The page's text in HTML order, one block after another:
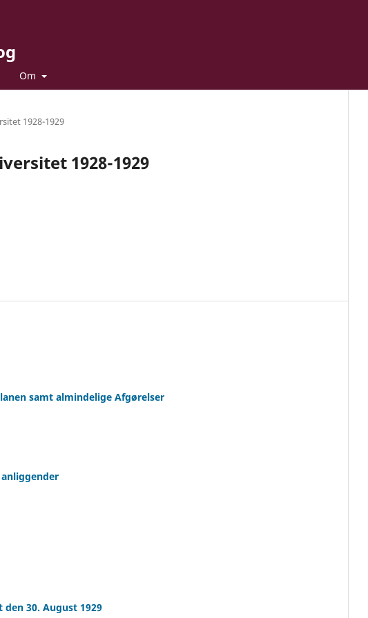
Om
1928-1929
1928-1929
samt almindelige Afgørelser
30. August 1929